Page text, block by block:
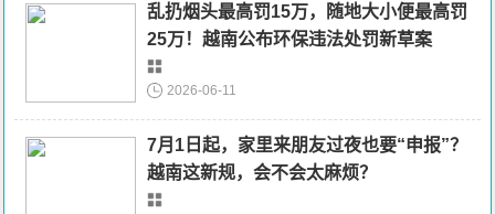
乱扔烟头最高罚15万，随地大小便最高罚
25万！越南公布环保违法处罚新草案
2026-06-11
7月1日起，家里来朋友过夜也要“申报”？
越南这新规，会不会太麻烦？